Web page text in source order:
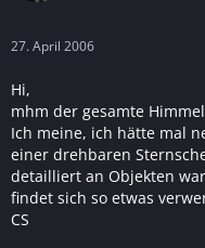
27. April 2006
Hi,
mhm der gesamte
Ich meine, ich hätte mal
einer drehbaren
detailliert an Objekten
findet sich so etwas
CS